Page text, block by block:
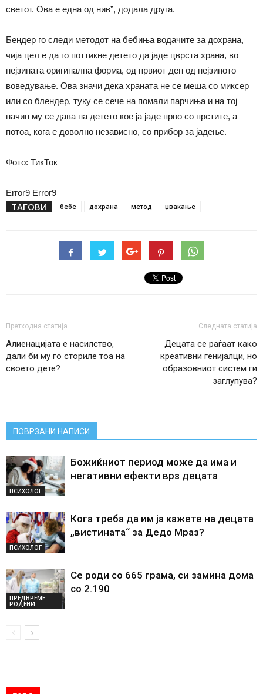
светот. Ова е една од нив”, додала друга.
Бендер го следи методот на бебиња водачите за дохрана,
чија цел е да го поттикне детето да јаде цврста храна, во
нејзината оригинална форма, од првиот ден од нејзиното
воведување. Ова значи дека храната не се меша со миксер
или со блендер, туку се сече на помали парчиња и на тој
начин му се дава на детето кое ја јаде прво со прстите, а
потоа, кога е доволно независно, со прибор за јадење.
Фото: ТикТок
Error9 Error9
ТАГОВИ бебе дохрана метод џвакање
Претходна статија
Алиенацијата е насилство,
дали би му го сториле тоа на
своето дете?
Следната статија
Децата се раѓаат како
креативни генијалци, но
образовниот систем ги
заглупува?
ПОВРЗАНИ НАПИСИ
ПСИХОЛОГ
Божиќниот период може да има и
негативни ефекти врз децата
ПСИХОЛОГ
Кога треба да им ја кажете на децата
„вистината“ за Дедо Мраз?
ПРЕДВРЕМЕ
РОДЕНИ
Се роди со 665 грама, си замина дома
со 2.190